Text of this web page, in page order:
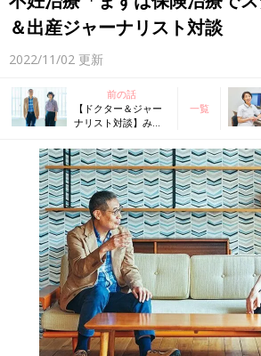
＆出産ジャーナリスト対談
2022/11/02 更新
前の話
【ドクター＆ジャー
ナリスト対談】みん
療保険適用化のこと
を聞いた！
一覧